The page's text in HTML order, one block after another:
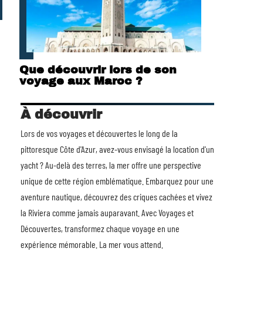
Que découvrir lors de son
voyage aux Maroc ?
À découvrir
Lors de vos voyages et découvertes le long de la
pittoresque Côte d'Azur, avez-vous envisagé la location d'un
yacht? Au-delà des terres, la mer offre une perspective
unique de cette région emblématique. Embarquez pour une
aventure nautique, découvrez des criques cachées et vivez
la Riviera comme jamais auparavant. Avec Voyages et
Découvertes, transformez chaque voyage en une
expérience mémorable. La mer vous attend.